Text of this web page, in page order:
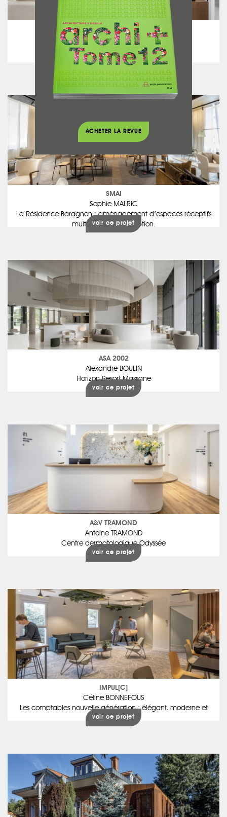
ATELIER M
Jérôme MERIC
Rénovation d’une maison toulousaine
voir ce projet
SMAI
Sophie MALRIC
La Résidence Baragnon : aménagement d’espaces réceptifs
multifonction d’exception.
voir ce projet
ASA 2002
Alexandre BOULIN
Horizon Resort Massane
voir ce projet
A&V TRAMOND
Antoine TRAMOND
Centre dermatologique Odyssée
voir ce projet
IMPUL[C]
Céline BONNEFOUS
Les comptables nouvelle génération : élégant, moderne et
inspirant
voir ce projet
ACHETER LA REVUE